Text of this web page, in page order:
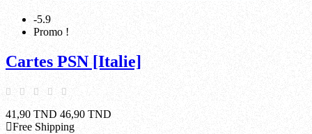
-5.9
Promo !
Cartes PSN [Italie]
41,90 TND 46,90 TND
Free Shipping